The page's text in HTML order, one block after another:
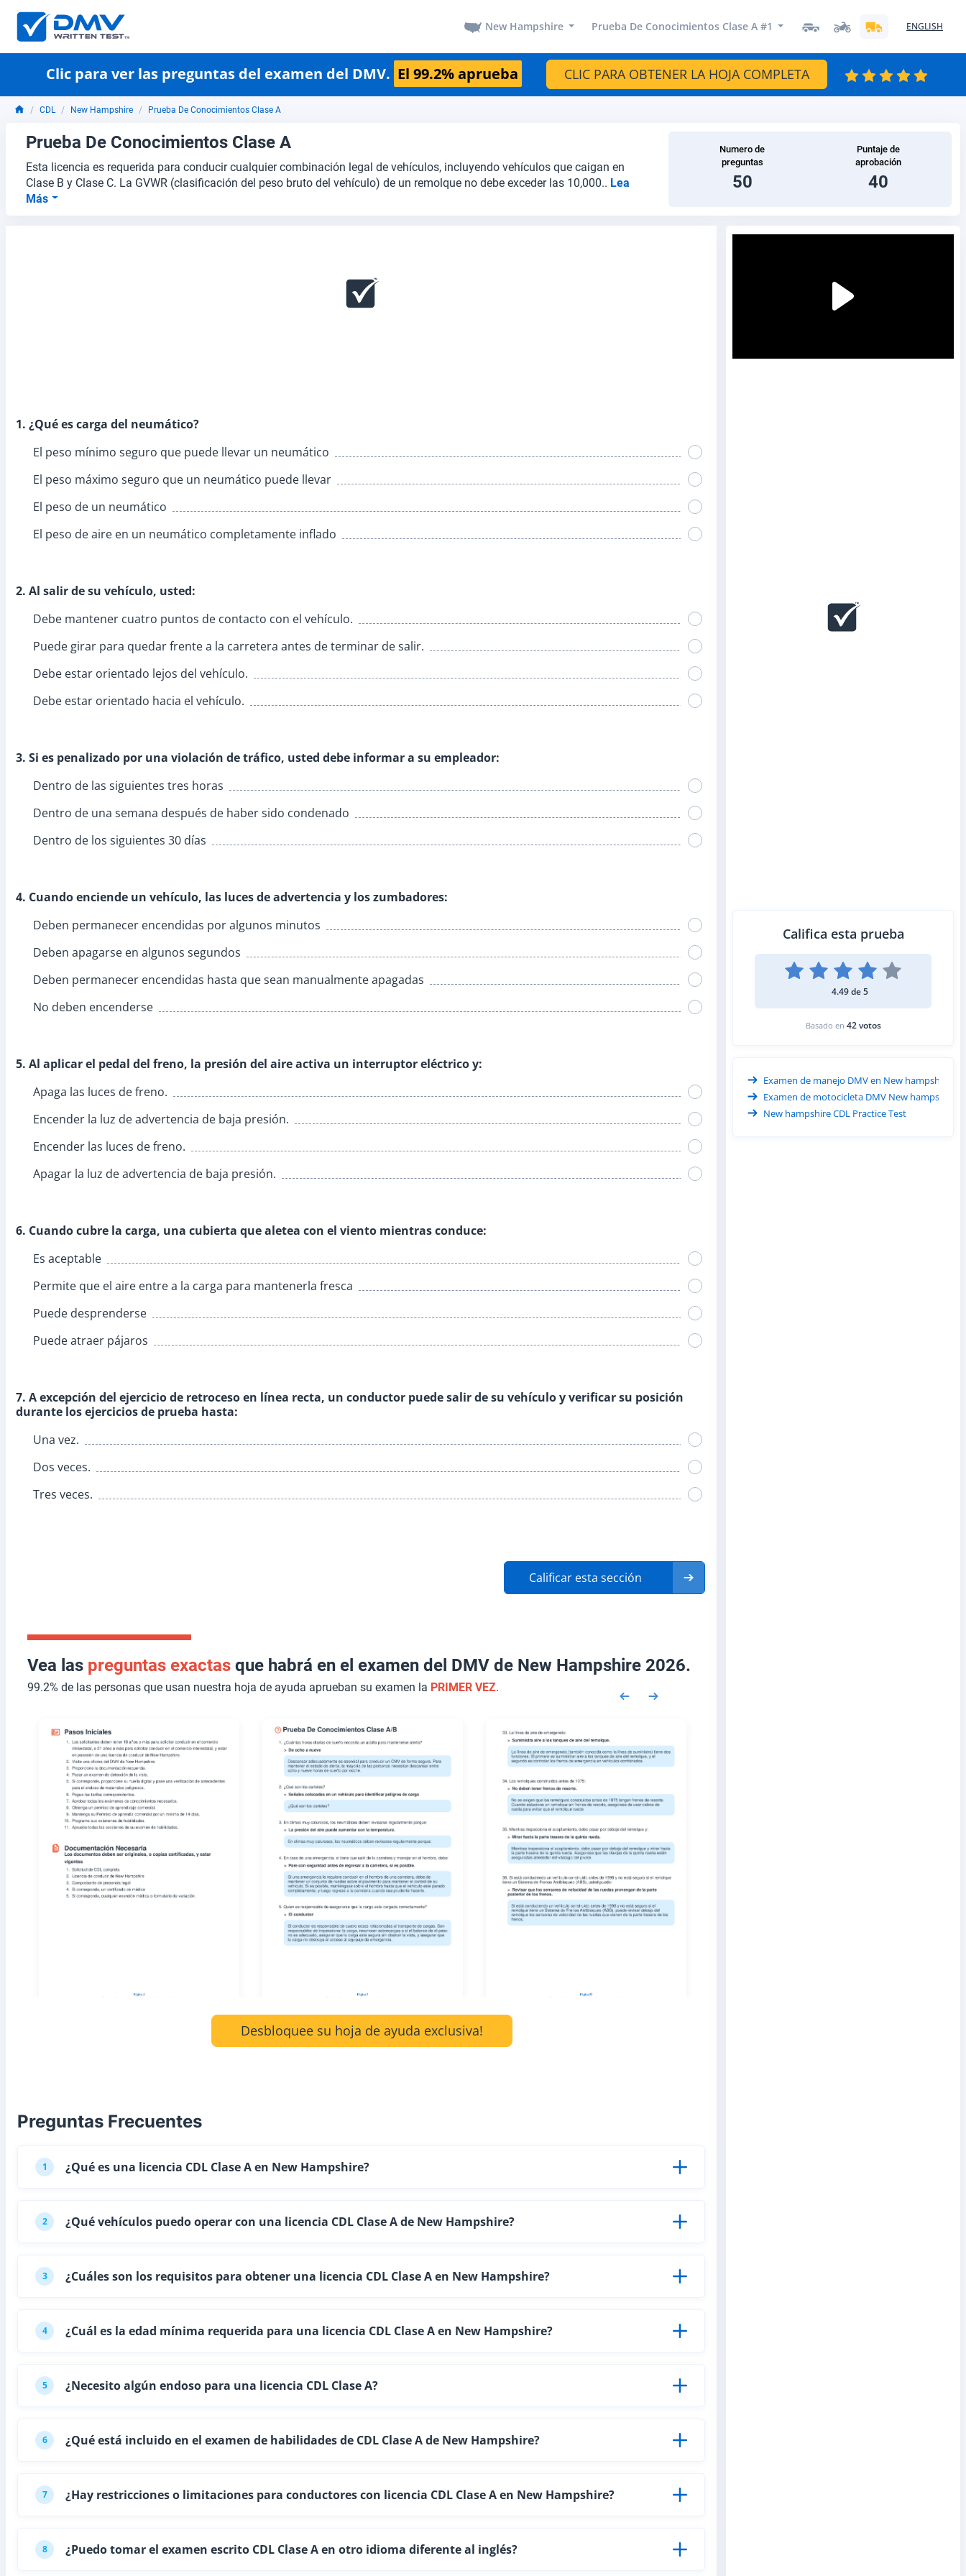
New Hampshire Prueba De Conocimientos Clase A #1 ENGLISH
Clic para ver las preguntas del examen del DMV. El 99.2% aprueba CLIC PARA OBTENER LA HOJA COMPLETA
CDL New Hampshire Prueba De Conocimientos Clase A
Prueba De Conocimientos Clase A
Esta licencia es requerida para conducir cualquier combinación legal de vehículos, incluyendo vehículos que caigan en
Clase B y Clase C. La GVWR (clasificación del peso bruto del vehículo) de un remolque no debe exceder las 10,000.. Lea
Más
Numero de
preguntas
50
Puntaje de
aprobación
40
1. ¿Qué es carga del neumático?
El peso mínimo seguro que puede llevar un neumático
El peso máximo seguro que un neumático puede llevar
El peso de un neumático
El peso de aire en un neumático completamente inflado
2. Al salir de su vehículo, usted:
Debe mantener cuatro puntos de contacto con el vehículo.
Puede girar para quedar frente a la carretera antes de terminar de salir.
Debe estar orientado lejos del vehículo.
Debe estar orientado hacia el vehículo.
3. Si es penalizado por una violación de tráfico, usted debe informar a su empleador:
Dentro de las siguientes tres horas
Dentro de una semana después de haber sido condenado
Dentro de los siguientes 30 días
4. Cuando enciende un vehículo, las luces de advertencia y los zumbadores:
Deben permanecer encendidas por algunos minutos
Deben apagarse en algunos segundos
Deben permanecer encendidas hasta que sean manualmente apagadas
No deben encenderse
5. Al aplicar el pedal del freno, la presión del aire activa un interruptor eléctrico y:
Apaga las luces de freno.
Encender la luz de advertencia de baja presión.
Encender las luces de freno.
Apagar la luz de advertencia de baja presión.
6. Cuando cubre la carga, una cubierta que aletea con el viento mientras conduce:
Es aceptable
Permite que el aire entre a la carga para mantenerla fresca
Puede desprenderse
Puede atraer pájaros
7. A excepción del ejercicio de retroceso en línea recta, un conductor puede salir de su vehículo y verificar su posición
durante los ejercicios de prueba hasta:
Una vez.
Dos veces.
Tres veces.
Calificar esta sección
Vea las preguntas exactas que habrá en el examen del DMV de New Hampshire 2026.
99.2% de las personas que usan nuestra hoja de ayuda aprueban su examen la PRIMER VEZ.
Desbloquee su hoja de ayuda exclusiva!
Preguntas Frecuentes
1 ¿Qué es una licencia CDL Clase A en New Hampshire?
2 ¿Qué vehículos puedo operar con una licencia CDL Clase A de New Hampshire?
3 ¿Cuáles son los requisitos para obtener una licencia CDL Clase A en New Hampshire?
4 ¿Cuál es la edad mínima requerida para una licencia CDL Clase A en New Hampshire?
5 ¿Necesito algún endoso para una licencia CDL Clase A?
6 ¿Qué está incluido en el examen de habilidades de CDL Clase A de New Hampshire?
7 ¿Hay restricciones o limitaciones para conductores con licencia CDL Clase A en New Hampshire?
8 ¿Puedo tomar el examen escrito CDL Clase A en otro idioma diferente al inglés?
Califica esta prueba
4.49 de 5
Basado en 42 votos
Examen de manejo DMV en New hampshire
Examen de motocicleta DMV New hampshire
New hampshire CDL Practice Test